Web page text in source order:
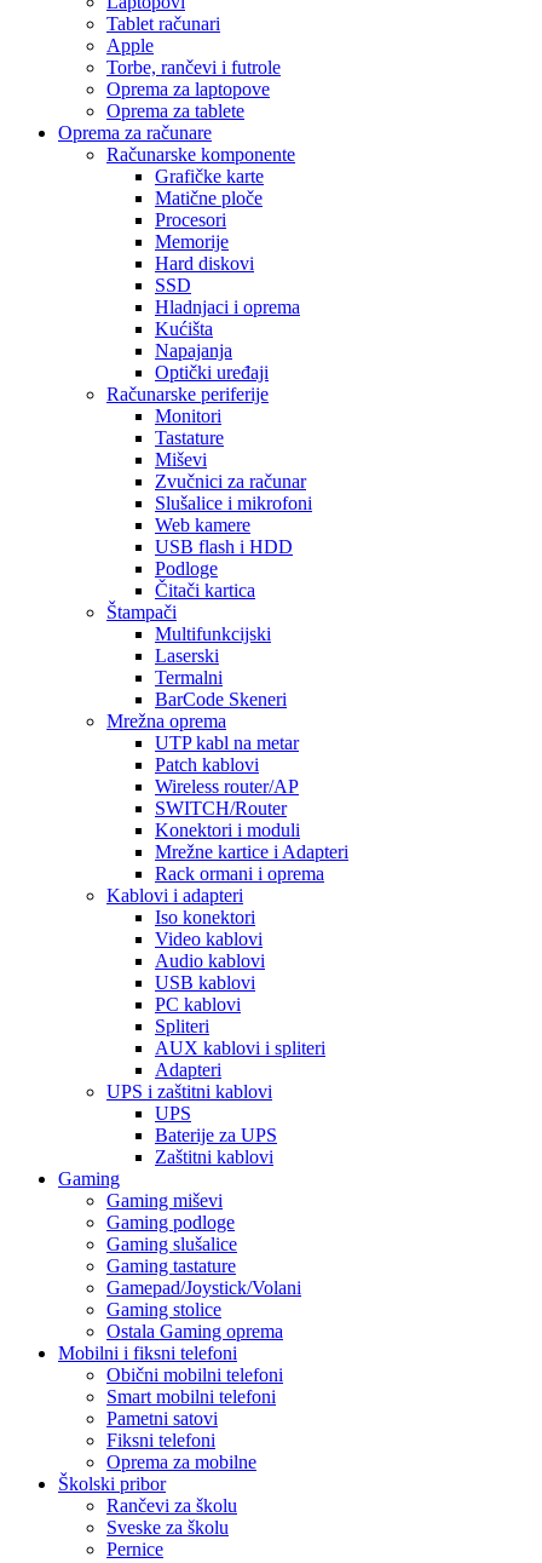
Tablet računari
Apple
Torbe, rančevi i futrole
Oprema za laptopove
Oprema za tablete
Oprema za računare
Računarske komponente
Grafičke karte
Matične ploče
Procesori
Memorije
Hard diskovi
SSD
Hladnjaci i oprema
Kućišta
Napajanja
Optički uređaji
Računarske periferije
Monitori
Tastature
Miševi
Zvučnici za računar
Slušalice i mikrofoni
Web kamere
USB flash i HDD
Podloge
Čitači kartica
Štampači
Multifunkcijski
Laserski
Termalni
BarCode Skeneri
Mrežna oprema
UTP kabl na metar
Patch kablovi
Wireless router/AP
SWITCH/Router
Konektori i moduli
Mrežne kartice i Adapteri
Rack ormani i oprema
Kablovi i adapteri
Iso konektori
Video kablovi
Audio kablovi
USB kablovi
PC kablovi
Spliteri
AUX kablovi i spliteri
Adapteri
UPS i zaštitni kablovi
UPS
Baterije za UPS
Zaštitni kablovi
Gaming
Gaming miševi
Gaming podloge
Gaming slušalice
Gaming tastature
Gamepad/Joystick/Volani
Gaming stolice
Ostala Gaming oprema
Mobilni i fiksni telefoni
Obični mobilni telefoni
Smart mobilni telefoni
Pametni satovi
Fiksni telefoni
Oprema za mobilne
Školski pribor
Rančevi za školu
Sveske za školu
Pernice